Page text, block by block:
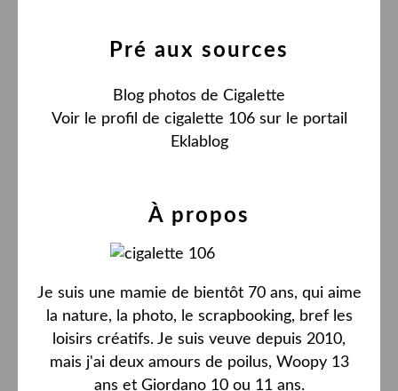
Pré aux sources
Blog photos de Cigalette
Voir le profil de cigalette 106sur le portail
Eklablog
À propos
Je suis une mamie de bientôt 70 ans, qui aime
la nature, la photo, le scrapbooking, bref les
loisirs créatifs. Je suis veuve depuis 2010,
mais j'ai deux amours de poilus, Woopy 13
ans et Giordano 10 ou 11 ans.